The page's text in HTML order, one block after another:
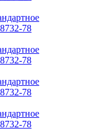
78
78
78
78